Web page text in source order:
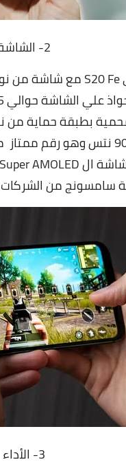
2- الشاشة
معدد سطوع الشاشة يتجاوز ال
سامسونج من
3- الأداء